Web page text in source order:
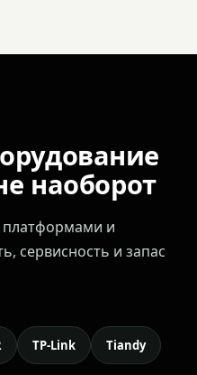
наоборот
и
сервисность и запас
TP-Link Tiandy